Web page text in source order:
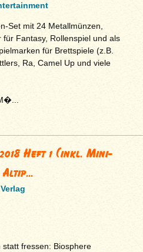
Set mit 24 Metallmünzen,
für Fantasy, Rollenspiel und als
für Brettspiele (z.B.
Ra, Camel Up und viele
Heft 1 (inkl. Mini-
statt fressen: Biosphere